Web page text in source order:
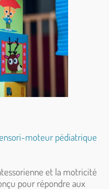
moteur pédiatrique
et la motricité
pour répondre aux